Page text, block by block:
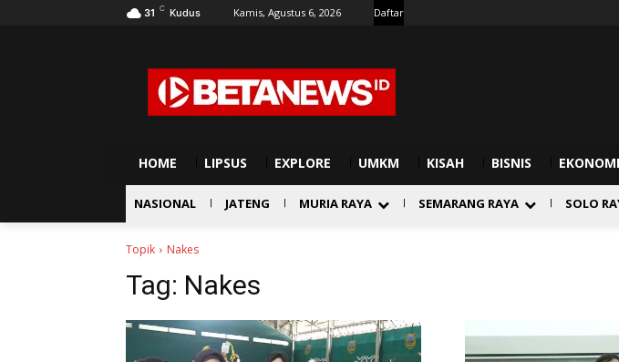
31 C Kudus Kamis, Agustus 6, 2026 Daftar
HOME LIPSUS EXPLORE UMKM KISAH BISNIS EKONOMI
NASIONAL JATENG MURIA RAYA SEMARANG RAYA SOLO
Topik Nakes
Tag: Nakes